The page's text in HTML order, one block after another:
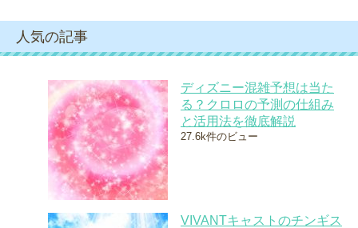
人気の記事
ディズニー混雑予想は当た
る？クロロの予測の仕組み
と活用法を徹底解説
27.6k件のビュー
VIVANTキャストのチンギス